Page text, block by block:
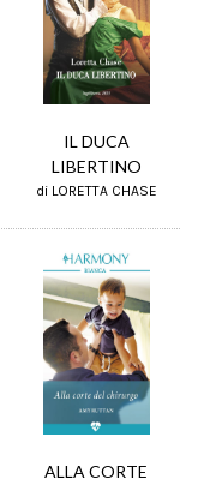
IL DUCA
LIBERTINO
di LORETTA CHASE
ALLA CORTE